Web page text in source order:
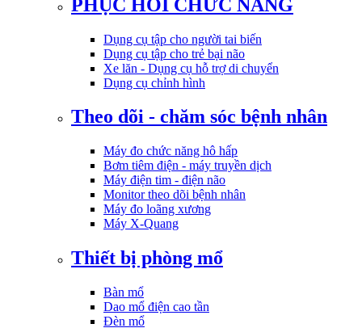
PHỤC HỒI CHỨC NĂNG
Dụng cụ tập cho người tai biến
Dụng cụ tập cho trẻ bại não
Xe lăn - Dụng cụ hỗ trợ di chuyển
Dụng cụ chỉnh hình
Theo dõi - chăm sóc bệnh nhân
Máy đo chức năng hô hấp
Bơm tiêm điện - máy truyền dịch
Máy điện tim - điện não
Monitor theo dõi bệnh nhân
Máy đo loãng xương
Máy X-Quang
Thiết bị phòng mổ
Bàn mổ
Dao mổ điện cao tần
Đèn mổ